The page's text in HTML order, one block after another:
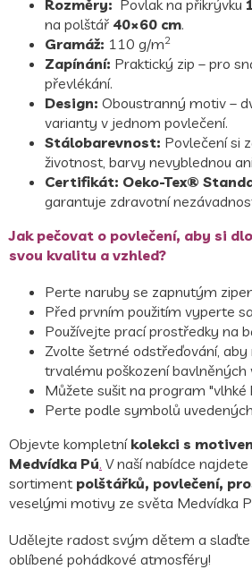
Rozměry: Povlak na přikrývku
na polštář 40×60 cm.
Gramáž: 110 g/m2
Zapínání: Praktický zip – pro
převlékání.
Design: Oboustranný motiv –
varianty v jednom povlečení.
Stálobarevnost: Povlečení si
životnost, barvy nevyblednou
Certifikát: Oeko-Tex®
garantuje zdravotní
Jak pečovat o povlečení, aby si
svou kvalitu a vzhled?
Perte naruby se zapnutým
Před prvním použitím vyperte
Používejte prací prostředky na
Zvolte šetrné odstřeďování, aby
trvalému poškození bavlněných
Můžete sušit na program "vlhké
Perte podle symbolů
Objevte kompletníkolekci s
Medvídka Pú. V naší nabídce najdete
sortimentpolštářků, povlečení,
veselými motivy ze světa Medvídka
Udělejte radost svým dětem a slaďte
oblíbené pohádkové atmosféry!